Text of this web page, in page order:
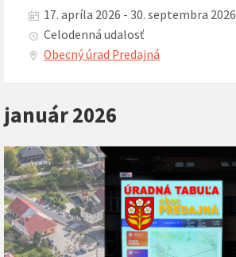
17. apríla 2026 - 30. septembra 2026
Celodenná udalosť
Obecný úrad Predajná
január 2026